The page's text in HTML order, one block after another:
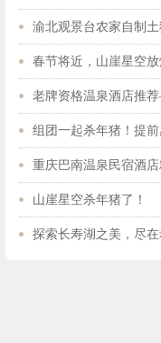
春节将近，山崖星空放
组团一起杀年猪！提前
山崖星空杀年猪了！
探索长寿湖之美，尽